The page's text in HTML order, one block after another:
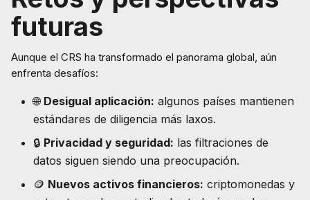
futuras
Aunque el CRS ha transformado el panorama global, aún
enfrenta desafíos:
🌐 Desigual aplicación: algunos países mantienen
estándares de diligencia más laxos.
🔒 Privacidad y seguridad: las filtraciones de
datos siguen siendo una preocupación.
🪙 Nuevos activos financieros: criptomonedas y